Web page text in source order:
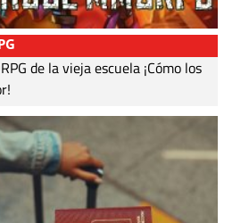
de la vieja escuela ¡Cómo los